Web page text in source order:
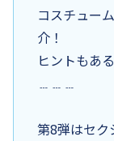
コスチュー
介！
ヒントもあ
﹍﹍﹍
第8弾はセク